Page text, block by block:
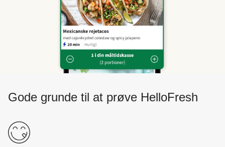
Gode grunde til at prøve HelloFresh